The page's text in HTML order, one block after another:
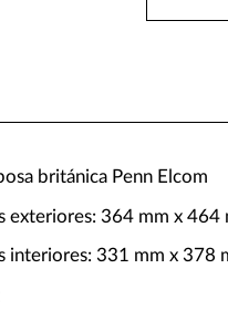
británica Penn Elcom
exteriores: 364 mm x 464
interiores: 331 mm x 378